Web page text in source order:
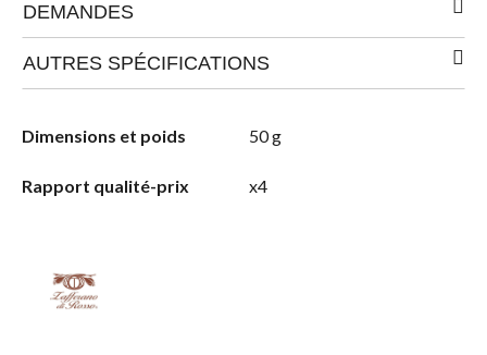
DEMANDES
AUTRES SPÉCIFICATIONS
Dimensions et poids 50 g
Rapport qualité-prix x4